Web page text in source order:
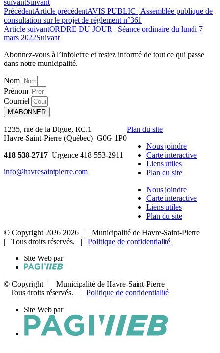
suivantSuivant
PrécédentArticle précédentAVIS PUBLIC | Assemblée publique de
consultation sur le projet de règlement n°361
Article suivantORDRE DU JOUR | Séance ordinaire du lundi 7
mars 2022Suivant
Abonnez-vous à l’infolettre et restez informé de tout ce qui passe
dans notre municipalité.
Nom
Prénom
Courriel
M'ABONNER
1235, rue de la Digue, RC.1
Havre-Saint-Pierre (Québec) G0G 1P0
418 538-2717 Urgence 418 553-2911
info@havresaintpierre.com
Plan du site
Nous joindre
Carte interactive
Liens utiles
Plan du site
Nous joindre
Carte interactive
Liens utiles
Plan du site
© Copyright 2026 2026 | Municipalité de Havre-Saint-Pierre
| Tous droits réservés. | Politique de confidentialité
Site Web par
© Copyright
| Municipalité de Havre-Saint-Pierre
Tous droits réservés. | Politique de confidentialité
Site Web par